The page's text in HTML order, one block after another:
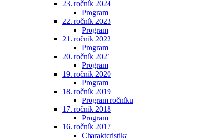
23. ročník 2024
Program
22. ročník 2023
Program
21. ročník 2022
Program
20. ročník 2021
Program
19. ročník 2020
Program
18. ročník 2019
Program ročníku
17. ročník 2018
Program
16. ročník 2017
Charakteristika